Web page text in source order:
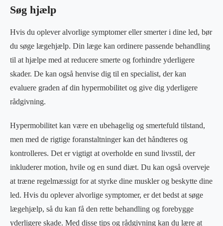
Søg hjælp
Hvis du oplever alvorlige symptomer eller smerter i dine led, bør
du søge lægehjælp. Din læge kan ordinere passende behandling
til at hjælpe med at reducere smerte og forhindre yderligere
skader. De kan også henvise dig til en specialist, der kan
evaluere graden af din hypermobilitet og give dig yderligere
rådgivning.
Hypermobilitet kan være en ubehagelig og smertefuld tilstand,
men med de rigtige foranstaltninger kan det håndteres og
kontrolleres. Det er vigtigt at overholde en sund livsstil, der
inkluderer motion, hvile og en sund diæt. Du kan også overveje
at træne regelmæssigt for at styrke dine muskler og beskytte dine
led. Hvis du oplever alvorlige symptomer, er det bedst at søge
lægehjælp, så du kan få den rette behandling og forebygge
yderligere skade. Med disse tips og rådgivning kan du lære at